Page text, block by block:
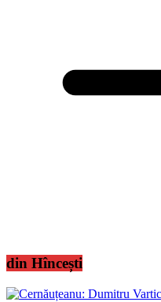
din Hîncești